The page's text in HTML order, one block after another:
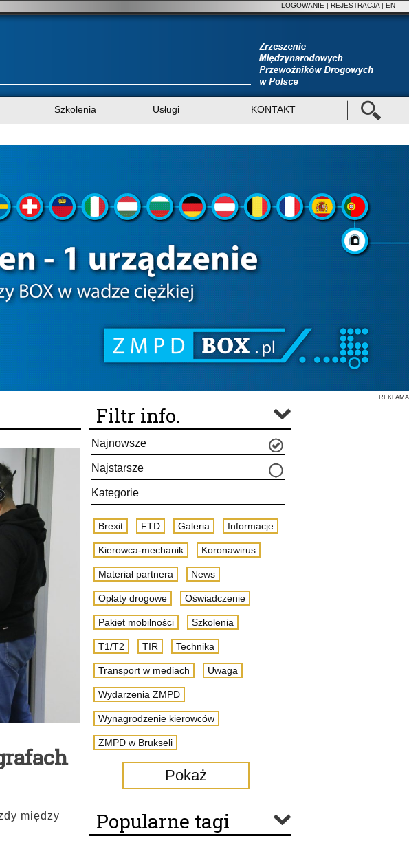
LOGOWANIE | REJESTRACJA | EN
Szkolenia Usługi KONTAKT
REKLAMA
między
Filtr info.
Najnowsze
Najstarsze
Kategorie
Brexit FTD Galeria Informacje
Kierowca-mechanik Koronawirus
Materiał partnera News
Opłaty drogowe Oświadczenie
Pakiet mobilności Szkolenia
T1/T2 TIR Technika
Transport w mediach Uwaga
Wydarzenia ZMPD
Wynagrodzenie kierowców
ZMPD w Brukseli
Pokaż
Popularne tagi